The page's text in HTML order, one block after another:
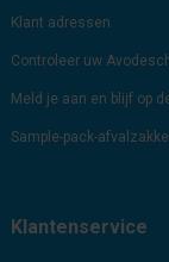
Klant adressen
Controleer uw
Meld je aan en blijf op
Sample-pack-
Klantenservice